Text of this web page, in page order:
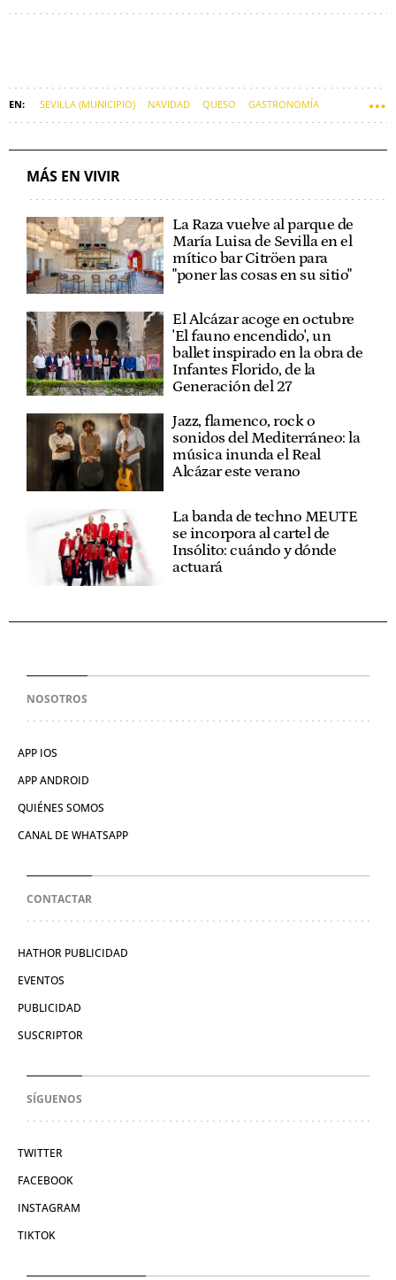
SEVILLA (MUNICIPIO) NAVIDAD QUESO GASTRONOMÍA
MÁS EN VIVIR
La Raza vuelve al parque de
María Luisa de Sevilla en el
mítico bar Citröen para
"poner las cosas en su sitio"
El Alcázar acoge en octubre
'El fauno encendido', un
ballet inspirado en la obra de
Infantes Florido, de la
Generación del 27
Jazz, flamenco, rock o
sonidos del Mediterráneo: la
música inunda el Real
Alcázar este verano
La banda de techno MEUTE
se incorpora al cartel de
Insólito: cuándo y dónde
actuará
NOSOTROS
APP IOS
APP ANDROID
QUIÉNES SOMOS
CANAL DE WHATSAPP
CONTACTAR
HATHOR PUBLICIDAD
EVENTOS
PUBLICIDAD
SUSCRIPTOR
SÍGUENOS
TWITTER
FACEBOOK
INSTAGRAM
TIKTOK